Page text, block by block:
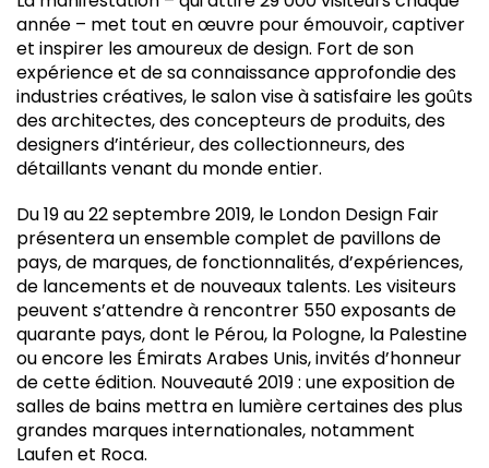
année – met tout en œuvre pour émouvoir, captiver
et inspirer les amoureux de design. Fort de son
expérience et de sa connaissance approfondie des
industries créatives, le salon vise à satisfaire les goûts
des architectes, des concepteurs de produits, des
designers d’intérieur, des collectionneurs, des
détaillants venant du monde entier.
Du 19 au 22 septembre 2019, le London Design Fair
présentera un ensemble complet de pavillons de
pays, de marques, de fonctionnalités, d’expériences,
de lancements et de nouveaux talents. Les visiteurs
peuvent s’attendre à rencontrer 550 exposants de
quarante pays, dont le Pérou, la Pologne, la Palestine
ou encore les Émirats Arabes Unis, invités d’honneur
de cette édition. Nouveauté 2019 : une exposition de
salles de bains mettra en lumière certaines des plus
grandes marques internationales, notamment
Laufen et Roca.